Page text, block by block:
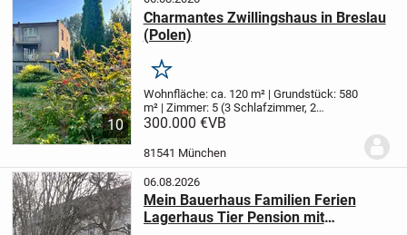
10
Charmantes Zwillingshaus in Breslau
(Polen)
Merken
Wohnfläche: ca. 120 m² | Grundstück: 580
m² | Zimmer: 5 (3 Schlafzimmer, 2
Wohnzimmer) | Baujahr: 1970er
(Doppelhaushälfte) aus den 1970er
Jahren bietet auf...
300.000 €VB
81541 München
06.08.2026
Mein Bauerhaus Familien Ferien
Lagerhaus Tier Pension mit